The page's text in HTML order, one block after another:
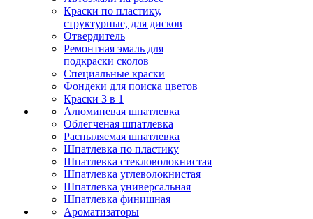
Краски по пластику,
структурные, для дисков
Отвердитель
Ремонтная эмаль для
подкраски сколов
Специальные краски
Фондеки для поиска цветов
Краски 3 в 1
Алюминевая шпатлевка
Облегченая шпатлевка
Распыляемая шпатлевка
Шпатлевка по пластику
Шпатлевка стекловолокнистая
Шпатлевка углеволокнистая
Шпатлевка универсальная
Шпатлевка финишная
Ароматизаторы